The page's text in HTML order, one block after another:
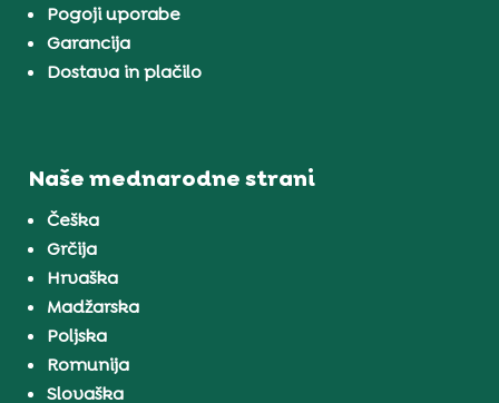
Pogoji uporabe
Garancija
Dostava in plačilo
Naše mednarodne strani
Češka
Grčija
Hrvaška
Madžarska
Poljska
Romunija
Slovaška